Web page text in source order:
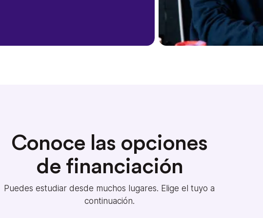
Conoce las opciones
de financiación
Puedes estudiar desde muchos lugares. Elige el tuyo a
continuación.